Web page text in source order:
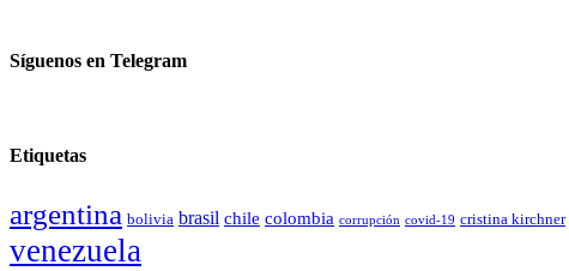
Síguenos en Telegram
Etiquetas
argentina bolivia brasil chile colombia corrupción covid-19 cristina kirchner
venezuela